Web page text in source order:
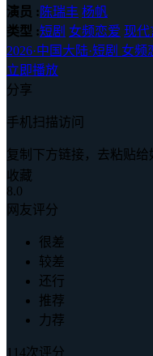
演员 : 陈瑞丰 杨帆
类型 :短剧 女频恋爱 现代
2026·中国大陆·短剧 女频
立即播放
分享
手机扫描访问
复制下方链接，去粘贴给
收藏
8.0
网友评分
很差
较差
还行
推荐
力荐
114次评分